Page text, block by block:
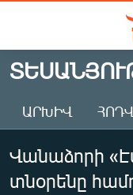
Անցնել
հիմնական
Անցնել
հիմնական
մենյուին
Որոնում
ԱԶԱՏՈՒԹՅՈՒՆ TV
ՀԱՅԱՍՏԱՆ
ԸՆՏՐՈՒԹՅՈՒՆՆԵՐ
ԱՐԽԻՎ
Վանաձորի
տնօրենը